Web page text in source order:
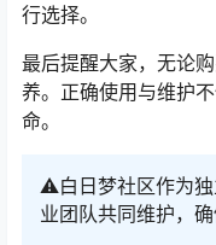
行选择。
最后提醒大家，无论
养。正确使用与维护
命。
⚠️白日梦社区作为
业团队共同维护，确